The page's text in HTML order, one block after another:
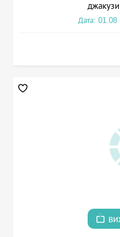
Дата: 01.08